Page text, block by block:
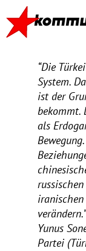
“Die
System.
ist der
bekommt.
als
verändern.”
Yunus
Partei